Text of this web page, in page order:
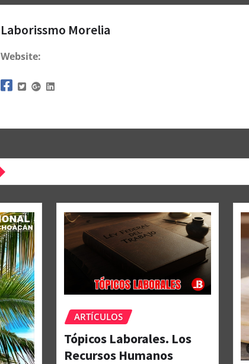
Laborissmo Morelia
Website:
ARTÍCULOS
Tópicos Laborales. Los
Recursos Humanos